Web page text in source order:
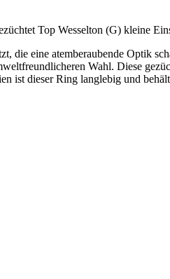
Top Wesselton (G) kleine
die eine atemberaubende Optik
Wahl. Diese
dieser Ring langlebig und